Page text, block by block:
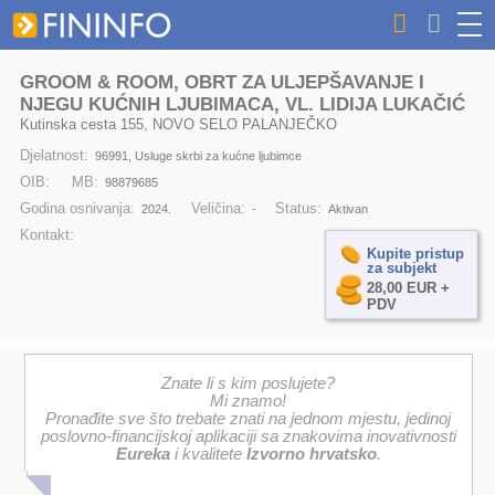
GROOM & ROOM, OBRT ZA ULJEPŠAVANJE I
NJEGU KUĆNIH LJUBIMACA, VL. LIDIJA LUKAČIĆ
Kutinska cesta 155, NOVO SELO PALANJEČKO
Djelatnost: 96991, Usluge skrbi za kućne ljubimce
OIB: MB: 98879685
Godina osnivanja: 2024. Veličina: - Status: Aktivan
Kontakt:
Kupite pristup
za subjekt
28,00 EUR +
PDV
Znate li s kim poslujete?
Mi znamo!
Pronađite sve što trebate znati na jednom mjestu, jedinoj
poslovno-financijskoj aplikaciji sa znakovima inovativnosti
Eurekai kvalitete Izvorno hrvatsko.